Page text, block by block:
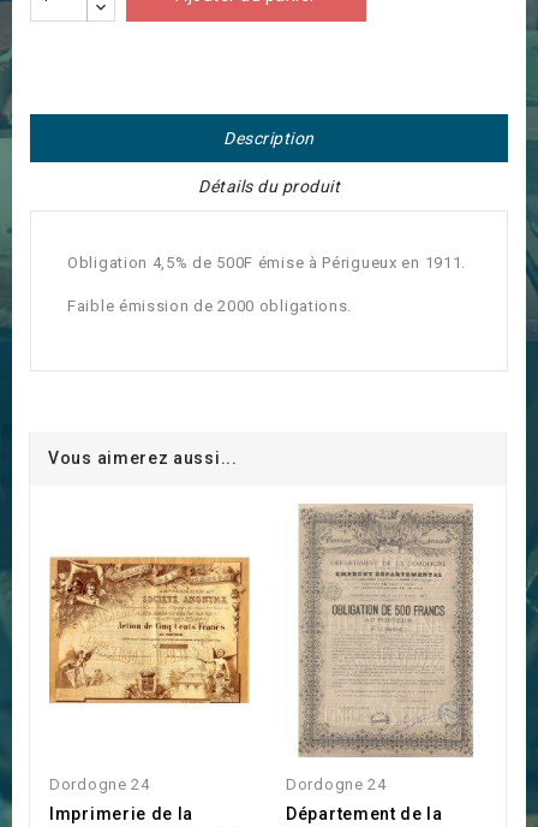
Description
Détails du produit
Obligation 4,5% de 500F émise à Périgueux en 1911.
Faible émission de 2000 obligations.
Vous aimerez aussi...
Dordogne 24
Imprimerie de la
Dordogne 24
Département de la